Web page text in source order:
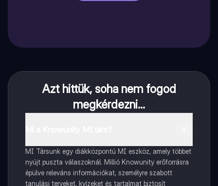
Azt hittük, soha nem fogod
megkérdezni...
MI Társunk egy diákközpontú MI eszköz, amely többet
nyújt puszta válaszoknál. Millió Knowunity erőforrásra
épülve releváns információkat, személyre szabott
tanulási terveket, kvízeket és tartalmat biztosít